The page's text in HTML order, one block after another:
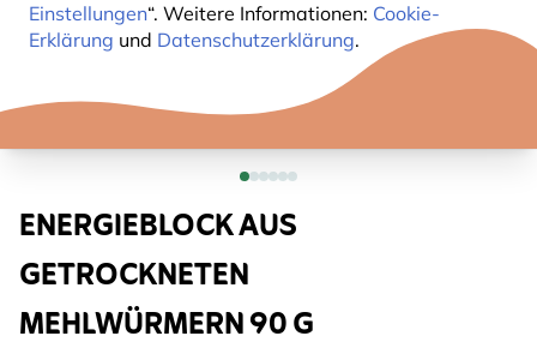
Einstellungen“. Weitere Informationen: Cookie-
Erklärung und Datenschutzerklärung.
ENERGIEBLOCK AUS
GETROCKNETEN
MEHLWÜRMERN 90 G